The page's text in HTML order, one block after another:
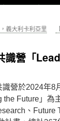
義大利卡利亞里
識營「
營於2024年
Future」為
、